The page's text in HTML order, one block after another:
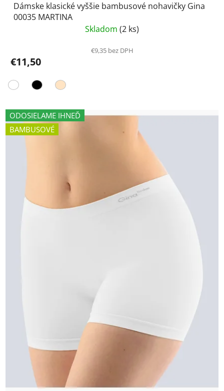
Dámske klasické vyššie bambusové nohavičky Gina
00035 MARTINA
Skladom (2 ks)
€9,35 bez DPH
€11,50
ODOSIELAME IHNEĎ
BAMBUSOVÉ